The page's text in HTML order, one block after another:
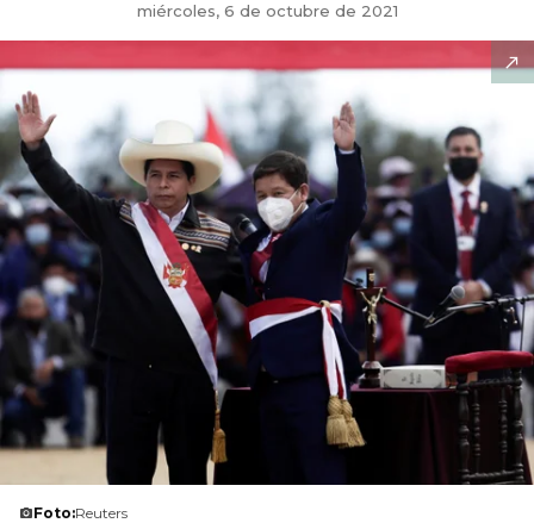
miércoles, 6 de octubre de 2021
Foto:Reuters